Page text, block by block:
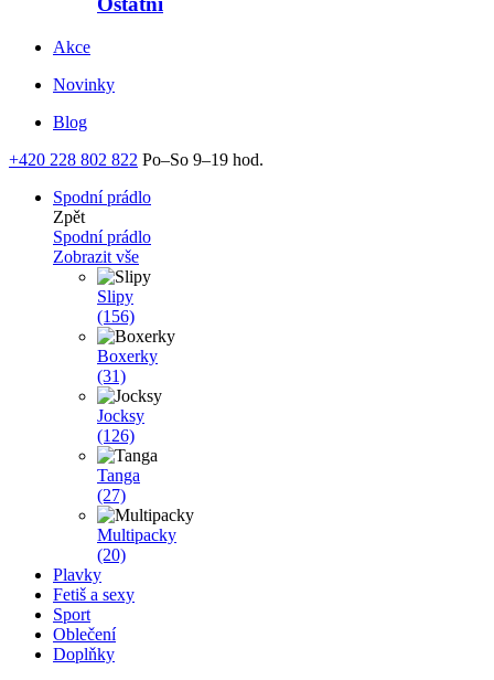
Akce
Novinky
Blog
+420 228 802 822 Po–So 9–19 hod.
Spodní prádlo
Zpět
Spodní prádlo
Zobrazit vše
Slipy
(156)
Boxerky
(31)
Jocksy
(126)
Tanga
(27)
Multipacky
(20)
Plavky
Fetiš a sexy
Sport
Oblečení
Doplňky